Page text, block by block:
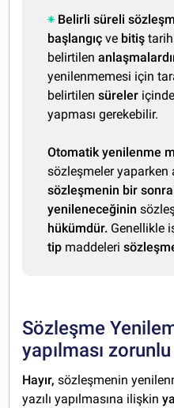
Belirli süreli
başlangıç ve bitiş
belirtilen
yenilenmemesi için
belirtilensüreler
yapması gerekebilir.
Otomatik yenilenme
sözleşmeler
sözleşmenin bir
yenileneceğinin
hükümdür. Genellikle
tip maddeleri
Sözleşme
yapılması
Hayır, sözleşmenin
yazılı yapılmasına ilişkin